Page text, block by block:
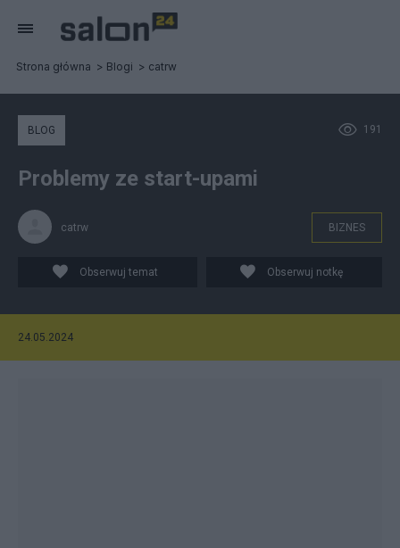
Strona główna Blogi catrw
191
BLOG
Problemy ze start-upami
catrw BIZNES
Obserwuj temat Obserwuj notkę
24.05.2024